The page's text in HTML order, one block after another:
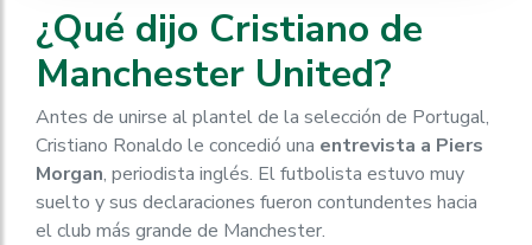
¿Qué dijo Cristiano de
Manchester United?
Antes de unirse al plantel de la selección de Portugal,
Cristiano Ronaldo le concedió una entrevista a Piers
Morgan, periodista inglés. El futbolista estuvo muy
suelto y sus declaraciones fueron contundentes hacia
el club más grande de Manchester.